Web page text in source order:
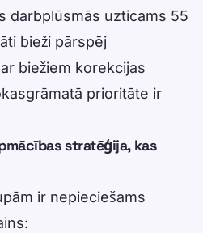
darbplūsmās uzticams 55
bieži pārspēj
biežiem korekcijas
prioritāte ir
stratēģija, kas
ir nepieciešams